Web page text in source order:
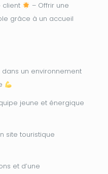
client
– Offrir une
grâce à un accueil
un environnement
jeune et énergique
site touristique
et d’une